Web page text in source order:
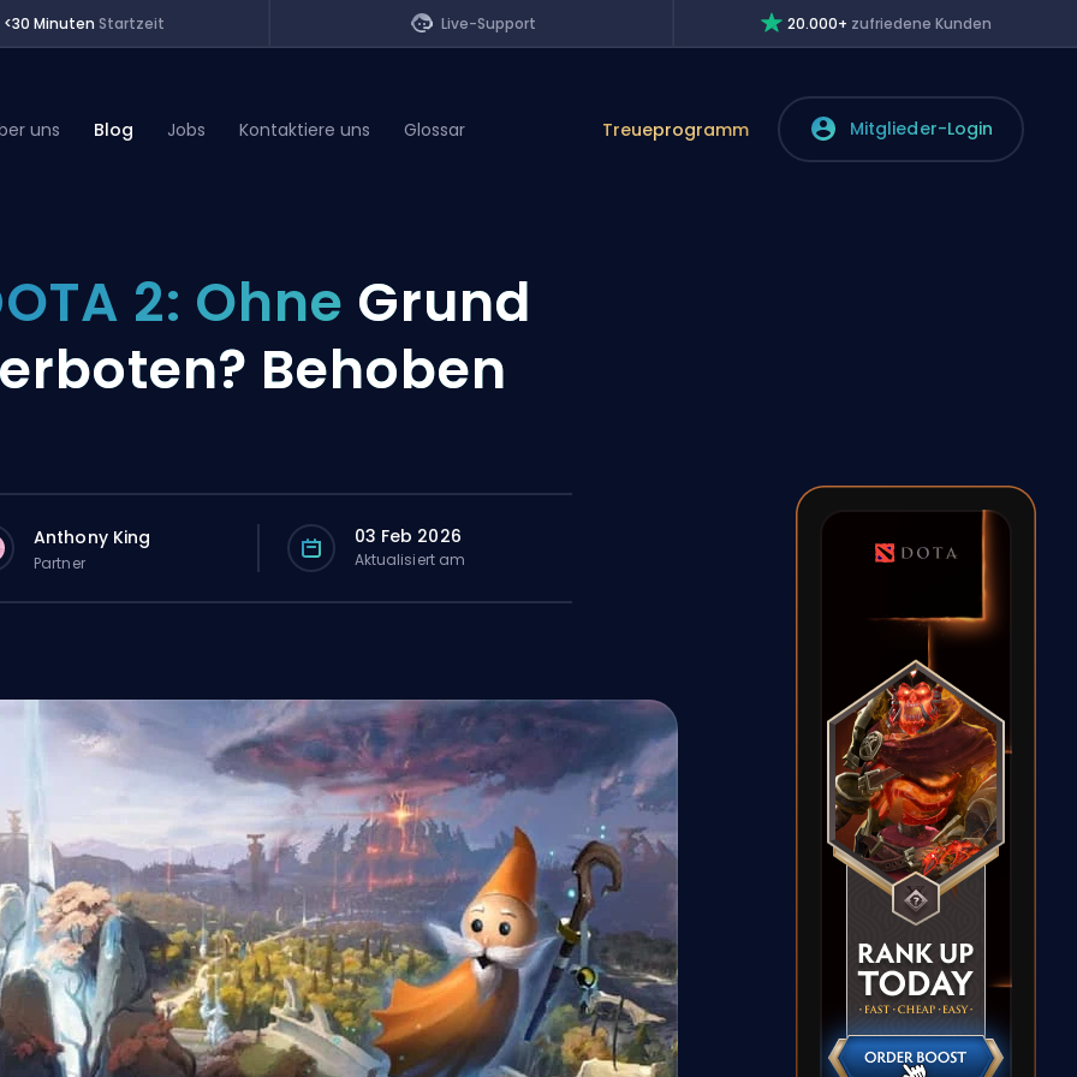
<30 Minuten Startzeit Live-Support 20.000+ zufriedene Kunden
uns Blog Jobs Kontaktiere uns Glossar Treueprogramm Mitglieder-Login
2: Ohne Grund
Behoben
Anthony King
Partner
03 Feb 2026
Aktualisiert am